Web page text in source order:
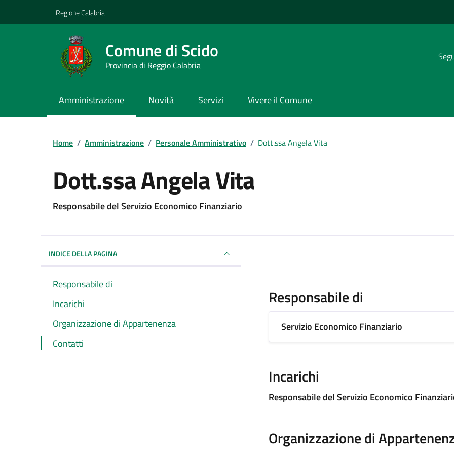
Regione Calabria
Comune di Scido
Provincia di Reggio Calabria
Amministrazione Novità Servizi Vivere il Comune
Home / Amministrazione / Personale Amministrativo / Dott.ssa Angela Vita
Dott.ssa Angela Vita
Responsabile del Servizio Economico Finanziario
INDICE DELLA PAGINA
Responsabile di
Incarichi
Organizzazione di Appartenenza
Contatti
Responsabile di
Servizio Economico Finanziario
Incarichi
Responsabile del Servizio Economico
Organizzazione di